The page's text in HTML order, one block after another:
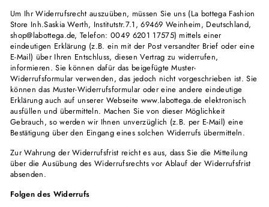
Um Ihr Widerrufsrecht auszuüben, müssen Sie uns (La bottega Fashion
Store Inh.Saskia Werth, Institutstr.7.1, 69469 Weinheim, Deutschland,
shop@labottega.de, Telefon: 0049 6201 17575) mittels einer
eindeutigen Erklärung (z.B. ein mit der Post versandter Brief oder eine
E-Mail) über Ihren Entschluss, diesen Vertrag zu widerrufen,
informieren. Sie können dafür das beigefügte Muster-
Widerrufsformular verwenden, das jedoch nicht vorgeschrieben ist. Sie
können das Muster-Widerrufsformular oder eine andere eindeutige
Erklärung auch auf unserer Webseite www.labottega.de elektronisch
ausfüllen und übermitteln. Machen Sie von dieser Möglichkeit
Gebrauch, so werden wir Ihnen unverzüglich (z.B. per E-Mail) eine
Bestätigung über den Eingang eines solchen Widerrufs übermitteln.
Zur Wahrung der Widerrufsfrist reicht es aus, dass Sie die Mitteilung
über die Ausübung des Widerrufsrechts vor Ablauf der Widerrufsfrist
absenden.
Folgen des Widerrufs